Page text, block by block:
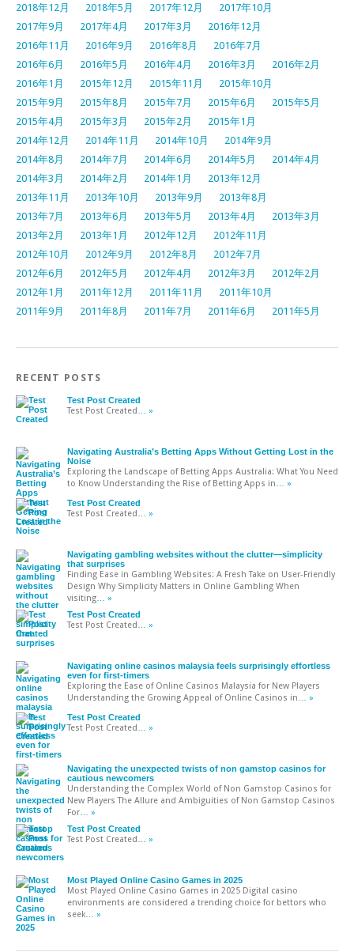
2018年12月
2018年5月 2017年12月
2017年10月
2017年9月
2017年4月 2017年3月
2016年12月
2016年11月
2016年9月 2016年8月
2016年7月
2016年6月
2016年5月 2016年4月 2016年3月
2016年2月
2016年1月
2015年12月 2015年11月
2015年10月
2015年9月
2015年8月 2015年7月 2015年6月
2015年5月
2015年4月
2015年3月 2015年2月
2015年1月
2014年12月
2014年11月 2014年10月
2014年9月
2014年8月
2014年7月 2014年6月 2014年5月
2014年4月
2014年3月
2014年2月 2014年1月
2013年12月
2013年11月
2013年10月 2013年9月
2013年8月
2013年7月
2013年6月 2013年5月 2013年4月
2013年3月
2013年2月
2013年1月 2012年12月
2012年11月
2012年10月
2012年9月 2012年8月
2012年7月
2012年6月
2012年5月 2012年4月 2012年3月
2012年2月
2012年1月
2011年12月 2011年11月
2011年10月
2011年9月
2011年8月 2011年7月 2011年6月 2011年5月
RECENT POSTS
Test Post Created
Test Post Created … »
Navigating Australia’s Betting Apps Without Getting Lost in the
Noise
Exploring the Landscape of Betting Apps Australia: What You Need
to Know Understanding the Rise of Betting Apps in … »
Test Post Created
Test Post Created … »
Navigating gambling websites without the clutter—simplicity
that surprises
Finding Ease in Gambling Websites: A Fresh Take on User-Friendly
Design Why Simplicity Matters in Online Gambling When
visiting … »
Test Post Created
Test Post Created … »
Navigating online casinos malaysia feels surprisingly effortless
even for first-timers
Exploring the Ease of Online Casinos Malaysia for New Players
Understanding the Growing Appeal of Online Casinos in … »
Test Post Created
Test Post Created … »
Navigating the unexpected twists of non gamstop casinos for
cautious newcomers
Understanding the Complex World of Non Gamstop Casinos for
New Players The Allure and Ambiguities of Non Gamstop Casinos
For … »
Test Post Created
Test Post Created … »
Most Played Online Casino Games in 2025
Most Played Online Casino Games in 2025 Digital casino
environments are considered a trending choice for bettors who
seek … »